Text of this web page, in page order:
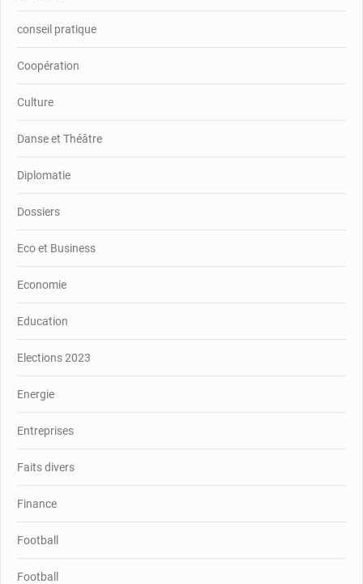
conseil pratique
Coopération
Culture
Danse et Théâtre
Diplomatie
Dossiers
Eco et Business
Economie
Education
Elections 2023
Energie
Entreprises
Faits divers
Finance
Football
Football